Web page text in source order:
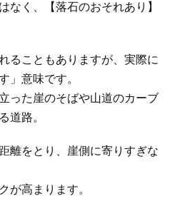
なく、【落石のおそれあり】
ることもありますが、実際に
」意味です。
った崖のそばや山道のカーブ
道路。
離をとり、崖側に寄りすぎな
が高まります。